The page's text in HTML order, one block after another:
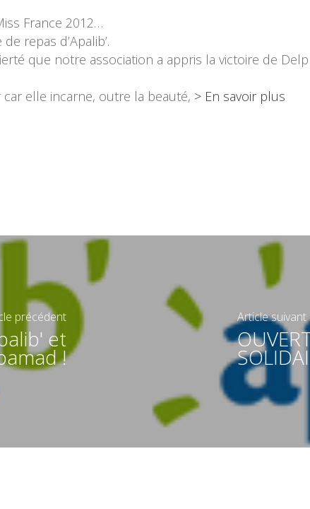
France 2012…
repas d’Apalib’.
que notre association a appris la victoire de
elle incarne, outre la beauté, > En savoir plus
précédent
et
!
Article suivant